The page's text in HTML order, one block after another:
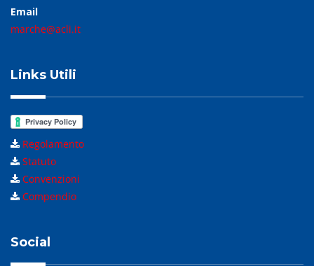
Email
marche@acli.it
Links Utili
Regolamento
Statuto
Convenzioni
Compendio
Social